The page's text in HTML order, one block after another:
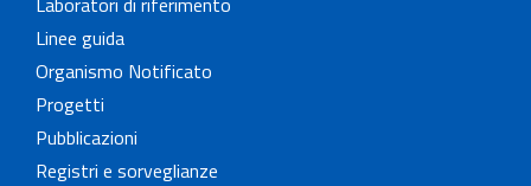
Linee guida
Organismo Notificato
Progetti
Pubblicazioni
Registri e sorveglianze